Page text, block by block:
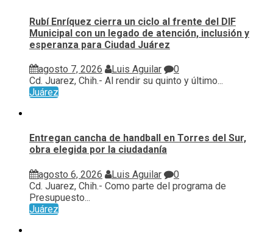
Rubí Enríquez cierra un ciclo al frente del DIF
Municipal con un legado de atención, inclusión y
esperanza para Ciudad Juárez
agosto 7, 2026 Luis Aguilar
0
Cd. Juarez, Chih.- Al rendir su quinto y último...
Juárez
Entregan cancha de handball en Torres del Sur,
obra elegida por la ciudadanía
agosto 6, 2026 Luis Aguilar
0
Cd. Juarez, Chih.- Como parte del programa de
Presupuesto...
Juárez